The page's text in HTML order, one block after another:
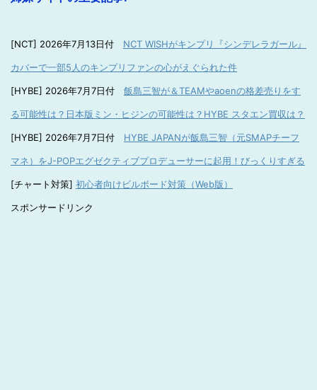
[NCT] 2026年7月13日付 NCT WISHがキンプリ『シンデレラガール』
カバーで一部5人のキンプリファンの心がえぐられた件
[HYBE] 2026年7月7日付 飯島三智が＆TEAMやaoenの格差売りをす
る可能性は？日本版ミン・ヒジンの可能性は？HYBE スタエン買収は？
[HYBE] 2026年7月7日付 HYBE JAPANが飯島三智（元SMAPチーフ
マネ）をJ-POPエグゼクティブプロデューサーに起用！びっくりすぎる
[チャート対策] 初心者向けビルボード対策（Web版）
スポンサードリンク